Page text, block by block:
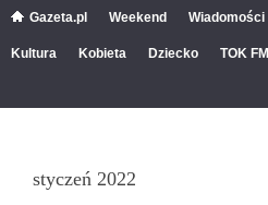
Gazeta.pl Weekend Wiadomości
Kultura Kobieta Dziecko TOK FM
styczeń 2022